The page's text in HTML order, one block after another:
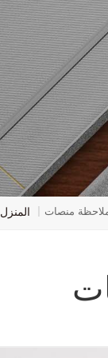
المنزل | منصات